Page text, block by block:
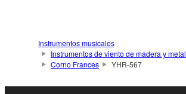
Instrumentos musicales
Instrumentos de viento de madera y metal
Corno Frances
YHR-567